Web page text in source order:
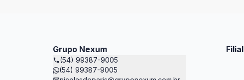
Grupo Nexum
(54) 99387-9005
(54) 99387-9005
Filial